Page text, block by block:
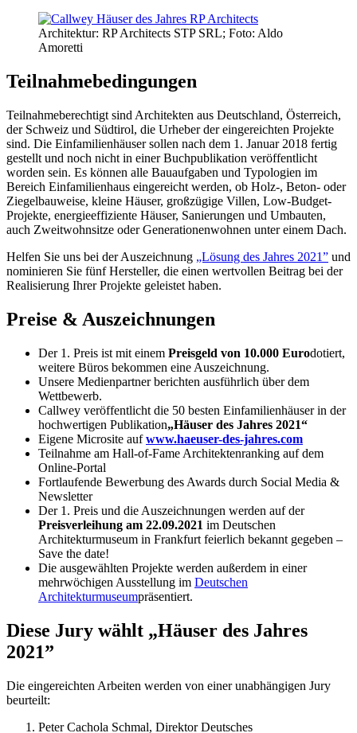
Architektur: RP Architects STP SRL; Foto: Aldo
Amoretti
Teilnahmebedingungen
Teilnahmeberechtigt sind Architekten aus Deutschland, Österreich,
der Schweiz und Südtirol, die Urheber der eingereichten Projekte
sind. Die Einfamilienhäuser sollen nach dem 1. Januar 2018 fertig
gestellt und noch nicht in einer Buchpublikation veröffentlicht
worden sein. Es können alle Bauaufgaben und Typologien im
Bereich Einfamilienhaus eingereicht werden, ob Holz-, Beton- oder
Ziegelbauweise, kleine Häuser, großzügige Villen, Low-Budget-
Projekte, energieeffiziente Häuser, Sanierungen und Umbauten,
auch Zweitwohnsitze oder Generationenwohnen unter einem Dach.
Helfen Sie uns bei der Auszeichnung „Lösung des Jahres 2021” und
nominieren Sie fünf Hersteller, die einen wertvollen Beitrag bei der
Realisierung Ihrer Projekte geleistet haben.
Preise & Auszeichnungen
Der 1. Preis ist mit einem Preisgeld von 10.000 Eurodotiert,
weitere Büros bekommen eine Auszeichnung.
Unsere Medienpartner berichten ausführlich über dem
Wettbewerb.
Callwey veröffentlicht die 50 besten Einfamilienhäuser in der
hochwertigen Publikation„Häuser des Jahres 2021“
Eigene Microsite aufwww.haeuser-des-jahres.com
Teilnahme am Hall-of-Fame Architektenranking auf dem
Online-Portal
Fortlaufende Bewerbung des Awards durch Social Media &
Newsletter
Der 1. Preis und die Auszeichnungen werden auf der
Preisverleihung am 22.09.2021 im Deutschen
Architekturmuseum in Frankfurt feierlich bekannt gegeben –
Save the date!
Die ausgewählten Projekte werden außerdem in einer
mehrwöchigen Ausstellung im Deutschen
Architekturmuseumpräsentiert.
Diese Jury wählt „Häuser des Jahres
2021”
Die eingereichten Arbeiten werden von einer unabhängigen Jury
beurteilt:
Peter Cachola Schmal, Direktor Deutsches